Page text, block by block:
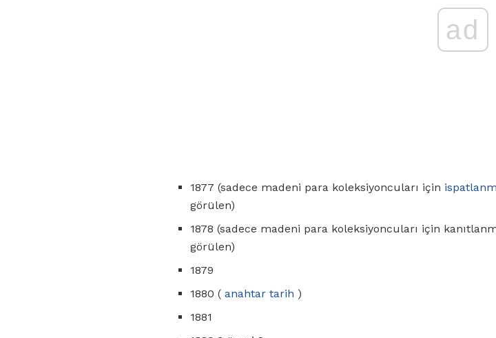
ad
1877 (sadece madeni para koleksiyoncuları için
görülen)
1878 (sadece madeni para koleksiyoncuları için
görülen)
1879
1880 ( anahtar tarih )
1881